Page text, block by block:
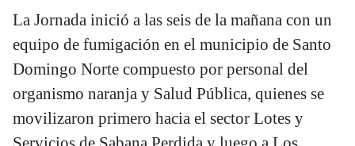
La Jornada inició a las seis de la mañana con un
equipo de fumigación en el municipio de Santo
Domingo Norte compuesto por personal del
organismo naranja y Salud Pública, quienes se
movilizaron primero hacia el sector Lotes y